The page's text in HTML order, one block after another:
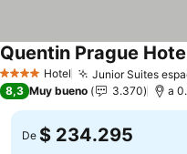
4 EstrellasHotel Junior Suites
Quentin Prague
8,3 Muy bueno 3.370 a
De $ 234.295